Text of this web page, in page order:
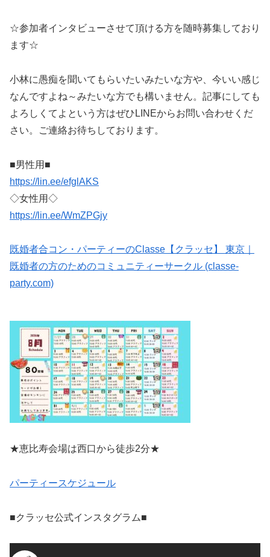
☆参加者インタビューさせて頂ける方を随時募集しており
ます☆
小林に愚痴を聞いてもらいたいみたいな方や、今いい感じ
なんですよね～みたいな方でも構いません。記事にしても
よろしくてよという方はぜひLINEからお問い合わせくだ
さい。ご連絡お待ちしております。
■男性用■
https://lin.ee/efglAKS
◇女性用◇
https://lin.ee/WmZPGjy
既婚者合コン・パーティーのClasse【クラッセ】 東京｜
既婚者の方のためのコミュニティーサークル (classe-
party.com)
★恵比寿会場は西口から徒歩2分★
パーティースケジュール
■クラッセ公式インスタグラム■